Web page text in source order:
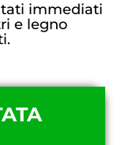
immediati
e legno